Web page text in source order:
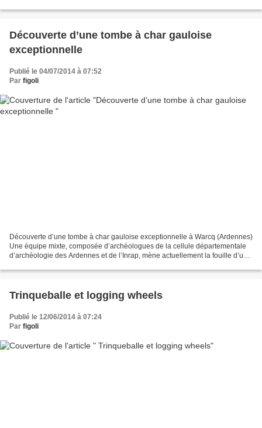
Découverte d’une tombe à char gauloise
exceptionnelle
Publié le 04/07/2014 à 07:52
Par figoli
Découverte d’une tombe à char gauloise exceptionnelle à Warcq (Ardennes)
Une équipe mixte, composée d’archéologues de la cellule départementale
d’archéologie des Ardennes et de l’Inrap, mène actuellement la fouille d’une
Trinqueballe et logging wheels
Publié le 12/06/2014 à 07:24
Par figoli